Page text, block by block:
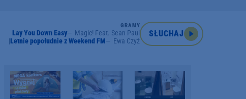
GRAMY
Lay You Down Easy
Magic! Feat. Sean Paul
Letnie popołudnie z Weekend FM
Ewa Czyż
SŁUCHAJ